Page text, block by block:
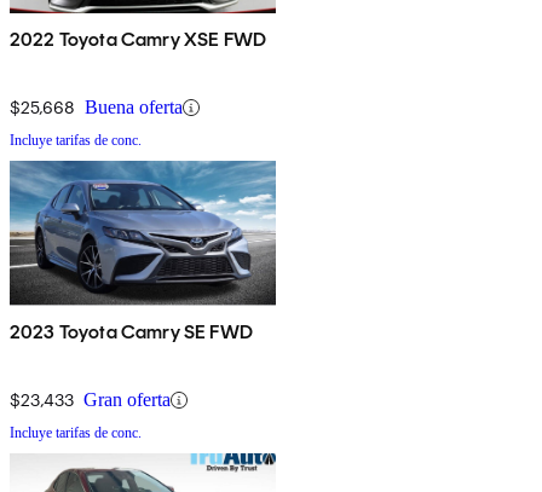
2022 Toyota Camry XSE FWD
$25,668 Buena oferta
Incluye tarifas de conc.
2023 Toyota Camry SE FWD
$23,433 Gran oferta
Incluye tarifas de conc.